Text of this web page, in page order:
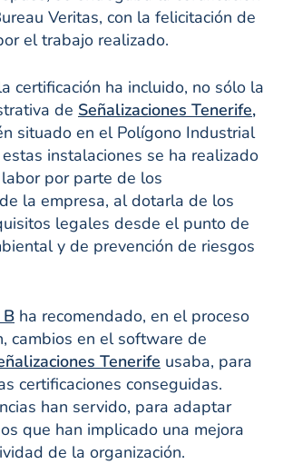
Veritas, con la felicitación de
el trabajo realizado.
certificación ha incluido, no sólo la
de Señalizaciones Tenerife,
situado en el Polígono Industrial
instalaciones se ha realizado
por parte de los
la empresa, al dotarla de los
legales desde el punto de
y de prevención de riesgos
ha recomendado, en el proceso
cambios en el software de
Tenerife usaba, para
certificaciones conseguidas.
han servido, para adaptar
que han implicado una mejora
de la organización.